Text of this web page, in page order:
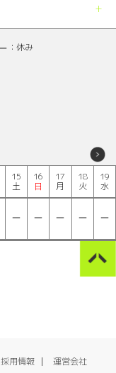
：休み
15
土
16
日
17
月
18
火
19
水
採用情報 運営会社